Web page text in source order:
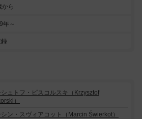
から
年～
シュトフ・ピスコルスキ（Krzysztof
）
シン・スヴィアコット（Marcin Świerkot）